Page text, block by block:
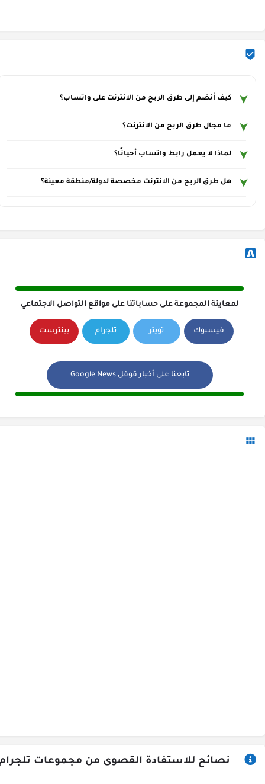
كيف أنضم إلى طرق الربح من الانترنت على واتساب؟
ما مجال طرق الربح من الانترنت؟
لماذا لا يعمل رابط واتساب أحيانًا؟
هل طرق الربح من الانترنت مخصصة لدولة/منطقة معينة؟
لمعاينة المجموعة على حساباتنا على مواقع التواصل الاجتماعي
فيسبوك تويتر تلجرام بينترست
تابعنا على أخبار قوقل Google News
نصائح للاستفادة القصوى من مجموعات